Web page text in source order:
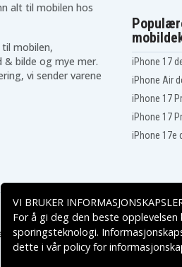
alt til mobilen hos
mobilen,
bilde og mye mer.
vi sender varene
iPhone 17
iPhone Air
iPhone 17
iPhone 17
iPhone 17e
VI BRUKER
For å gi deg den beste
sporingsteknologi.
dette i vårpolicy for